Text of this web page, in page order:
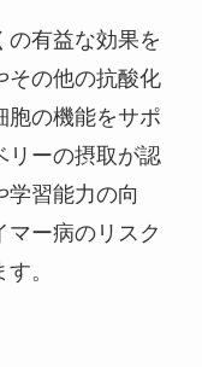
の有益な効果を
その他の抗酸化
胞の機能をサポ
リーの摂取が認
学習能力の向
マー病のリスク
。